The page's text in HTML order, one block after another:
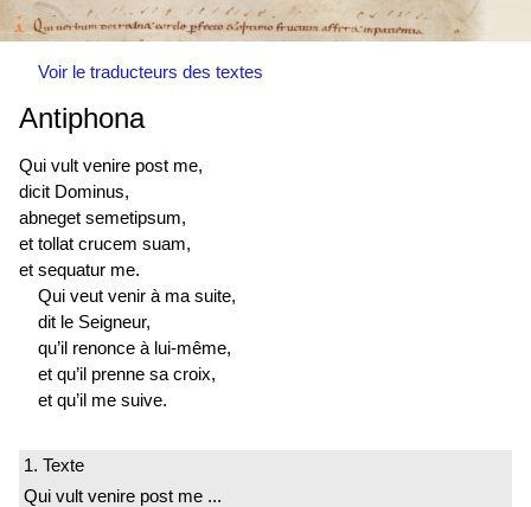
Voir le traducteurs des textes
Antiphona
Qui vult venire post me,
dicit Dominus,
abneget semetipsum,
et tollat crucem suam,
et sequatur me.
Qui veut venir à ma suite,
dit le Seigneur,
qu’il renonce à lui-même,
et qu’il prenne sa croix,
et qu’il me suive.
1. Texte
Qui vult venire post me ...